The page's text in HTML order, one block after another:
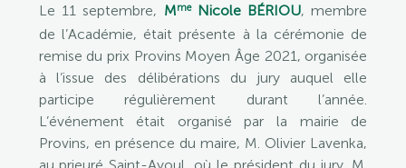
Le 11 septembre, MmeNicole BÉRIOU, membre
de l’Académie, était présente à la cérémonie de
remise du prix Provins Moyen Âge 2021, organisée
à l‘issue des délibérations du jury auquel elle
participe régulièrement durant l’année.
L’événement était organisé par la mairie de
Provins, en présence du maire, M. Olivier Lavenka,